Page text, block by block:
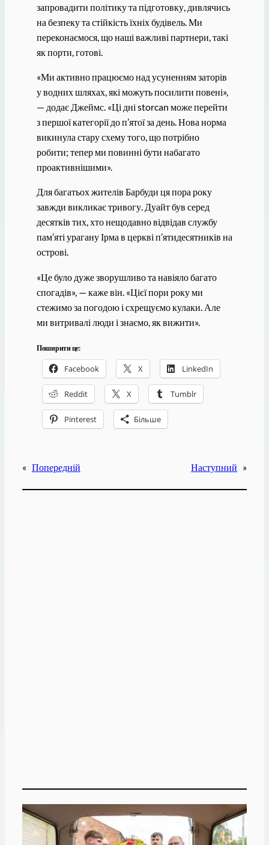
запровадити політику та підготовку, дивлячись
на безпеку та стійкість їхніх будівель. Ми
переконаємося, що наші важливі партнери, такі
як порти, готові.
«Ми активно працюємо над усуненням заторів
у водних шляхах, які можуть посилити повені»,
— додає Джеймс. «Ці дні storcan може перейти
з першої категорії до п’ятої за день. Нова норма
викинула стару схему того, що потрібно
робити; тепер ми повинні бути набагато
проактивнішими».
Для багатьох жителів Барбуди ця пора року
завжди викликає тривогу. Дуайт був серед
десятків тих, хто нещодавно відвідав службу
пам’яті урагану Ірма в церкві п’ятидесятників на
острові.
«Це було дуже зворушливо та навіяло багато
спогадів», — каже він. «Цієї пори року ми
стежимо за погодою і схрещуємо кулаки. Але
ми витривалі люди і знаємо, як вижити».
Поширити це:
Facebook X LinkedIn
Reddit X Tumblr
Pinterest Більше
« Попередній Наступний »